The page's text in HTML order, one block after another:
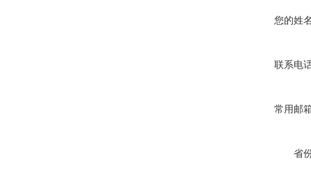
您的姓
联系电
常用邮
省